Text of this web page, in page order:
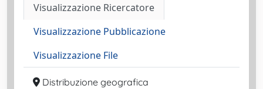
Visualizzazione Ricercatore
Visualizzazione Pubblicazione
Visualizzazione File
Distribuzione geografica